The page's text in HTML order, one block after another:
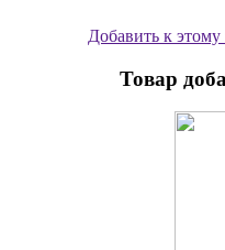
Добавить к
Товар